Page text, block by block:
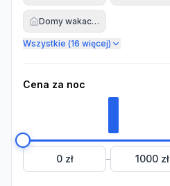
Domy wakacyjne
Wszystkie (16 więcej)
Cena za noc
0 zł – 1000 zł